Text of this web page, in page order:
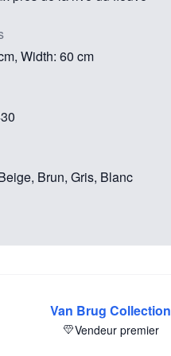
Width: 60 cm
Brun, Gris, Blanc
Van Brug Collection
Vendeur premier